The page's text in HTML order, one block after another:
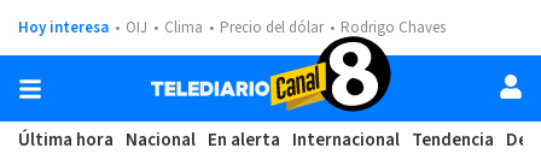
Hoy interesa OIJ Clima Precio del dólar Rodrigo Chaves
Última hora Nacional En alerta Internacional Tendencia